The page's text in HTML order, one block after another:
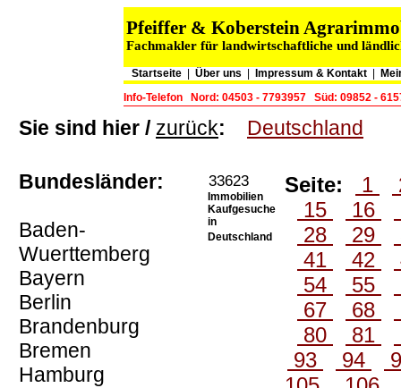
Pfeiffer & Koberstein
Fachmakler für landwirtschaftliche und
Startseite Über uns Impressum & Kontakt
Info-Telefon
Nord: 04503 - 7793957 Süd: 09852 -
Sie sind hier / zurück: Deutschland
Bundesländer:
Baden-
Wuerttemberg
Bayern
Berlin
Brandenburg
Bremen
Hamburg
33623
Immobilien
Kaufgesuche
in
Deutschland
Seite: 1
15
16
28
29
41
42
54
55
67
68
80
81
93
94